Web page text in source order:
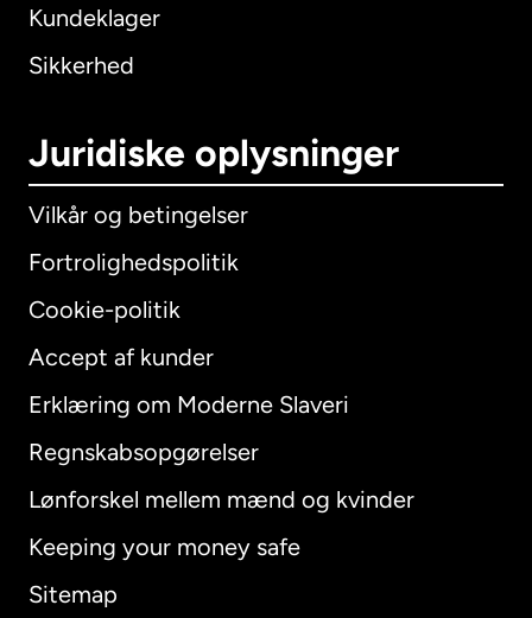
Kundeklager
Sikkerhed
Juridiske oplysninger
Vilkår og betingelser
Fortrolighedspolitik
Cookie-politik
Accept af kunder
Erklæring om Moderne Slaveri
Regnskabsopgørelser
Lønforskel mellem mænd og kvinder
Keeping your money safe
Sitemap
International English
Australien